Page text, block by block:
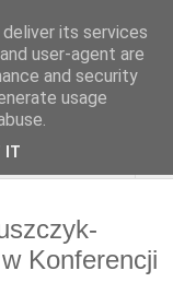
Konferencji
its services
user-agent are
and security
usage
IT